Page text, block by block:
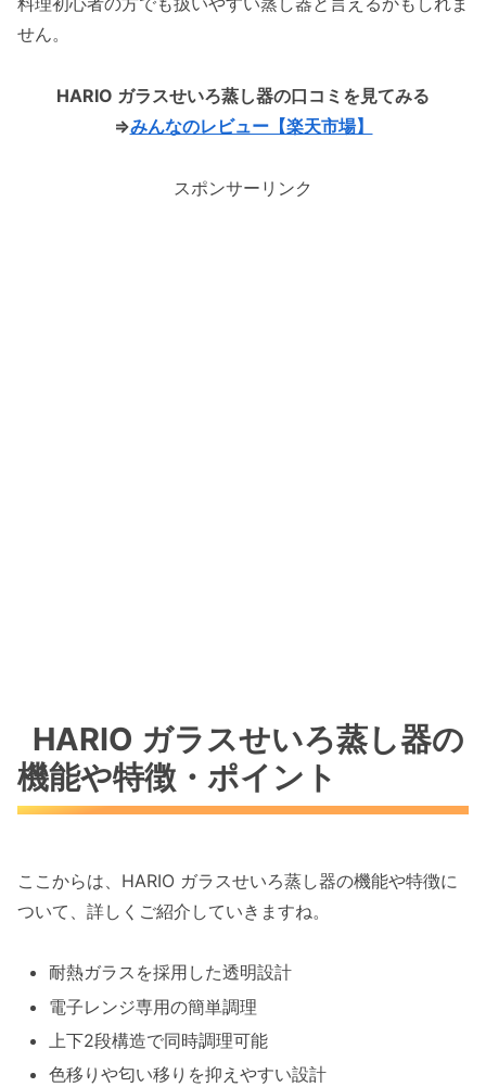
せん。
HARIO ガラスせいろ蒸し器の口コミを見てみる
⇒みんなのレビュー【楽天市場】
スポンサーリンク
HARIO ガラスせいろ蒸し器の
機能や特徴・ポイント
ここからは、HARIO ガラスせいろ蒸し器の機能や特徴に
ついて、詳しくご紹介していきますね。
耐熱ガラスを採用した透明設計
電子レンジ専用の簡単調理
上下2段構造で同時調理可能
色移りや匂い移りを抑えやすい設計